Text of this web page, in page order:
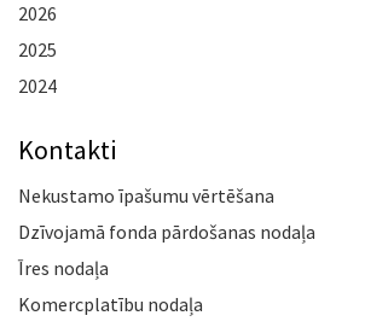
2026
2025
2024
Kontakti
Nekustamo īpašumu vērtēšana
Dzīvojamā fonda pārdošanas nodaļa
Īres nodaļa
Komercplatību nodaļa